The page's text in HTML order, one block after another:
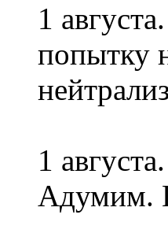
1
попытку
1
Адумим.